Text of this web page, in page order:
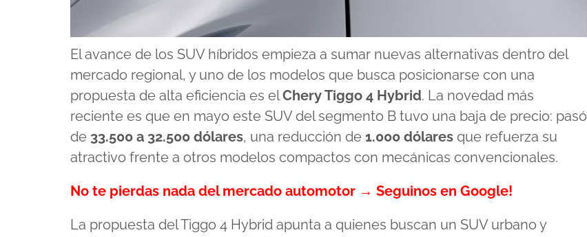
El avance de los SUV híbridos empieza a sumar nuevas alternativas dentro del
mercado regional, y uno de los modelos que busca posicionarse con una
propuesta de alta eficiencia es elChery Tiggo 4 Hybrid. La novedad más
reciente es que en mayo este SUV del segmento B tuvo una baja de precio: pasó
de 33.500 a 32.500 dólares, una reducción de 1.000 dólares que refuerza su
atractivo frente a otros modelos compactos con mecánicas convencionales.
No te pierdas nada del mercado automotor → Seguinos en Google!
La propuesta del Tiggo 4 Hybrid apunta a quienes buscan un SUV urbano y